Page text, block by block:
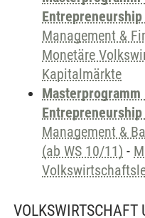
Entrepreneurship
Management &
Monetäre
Kapitalmärkte
Masterprogramm
Management &
(ab WS 10/11) -
VOLKSWIRTSCHAFT